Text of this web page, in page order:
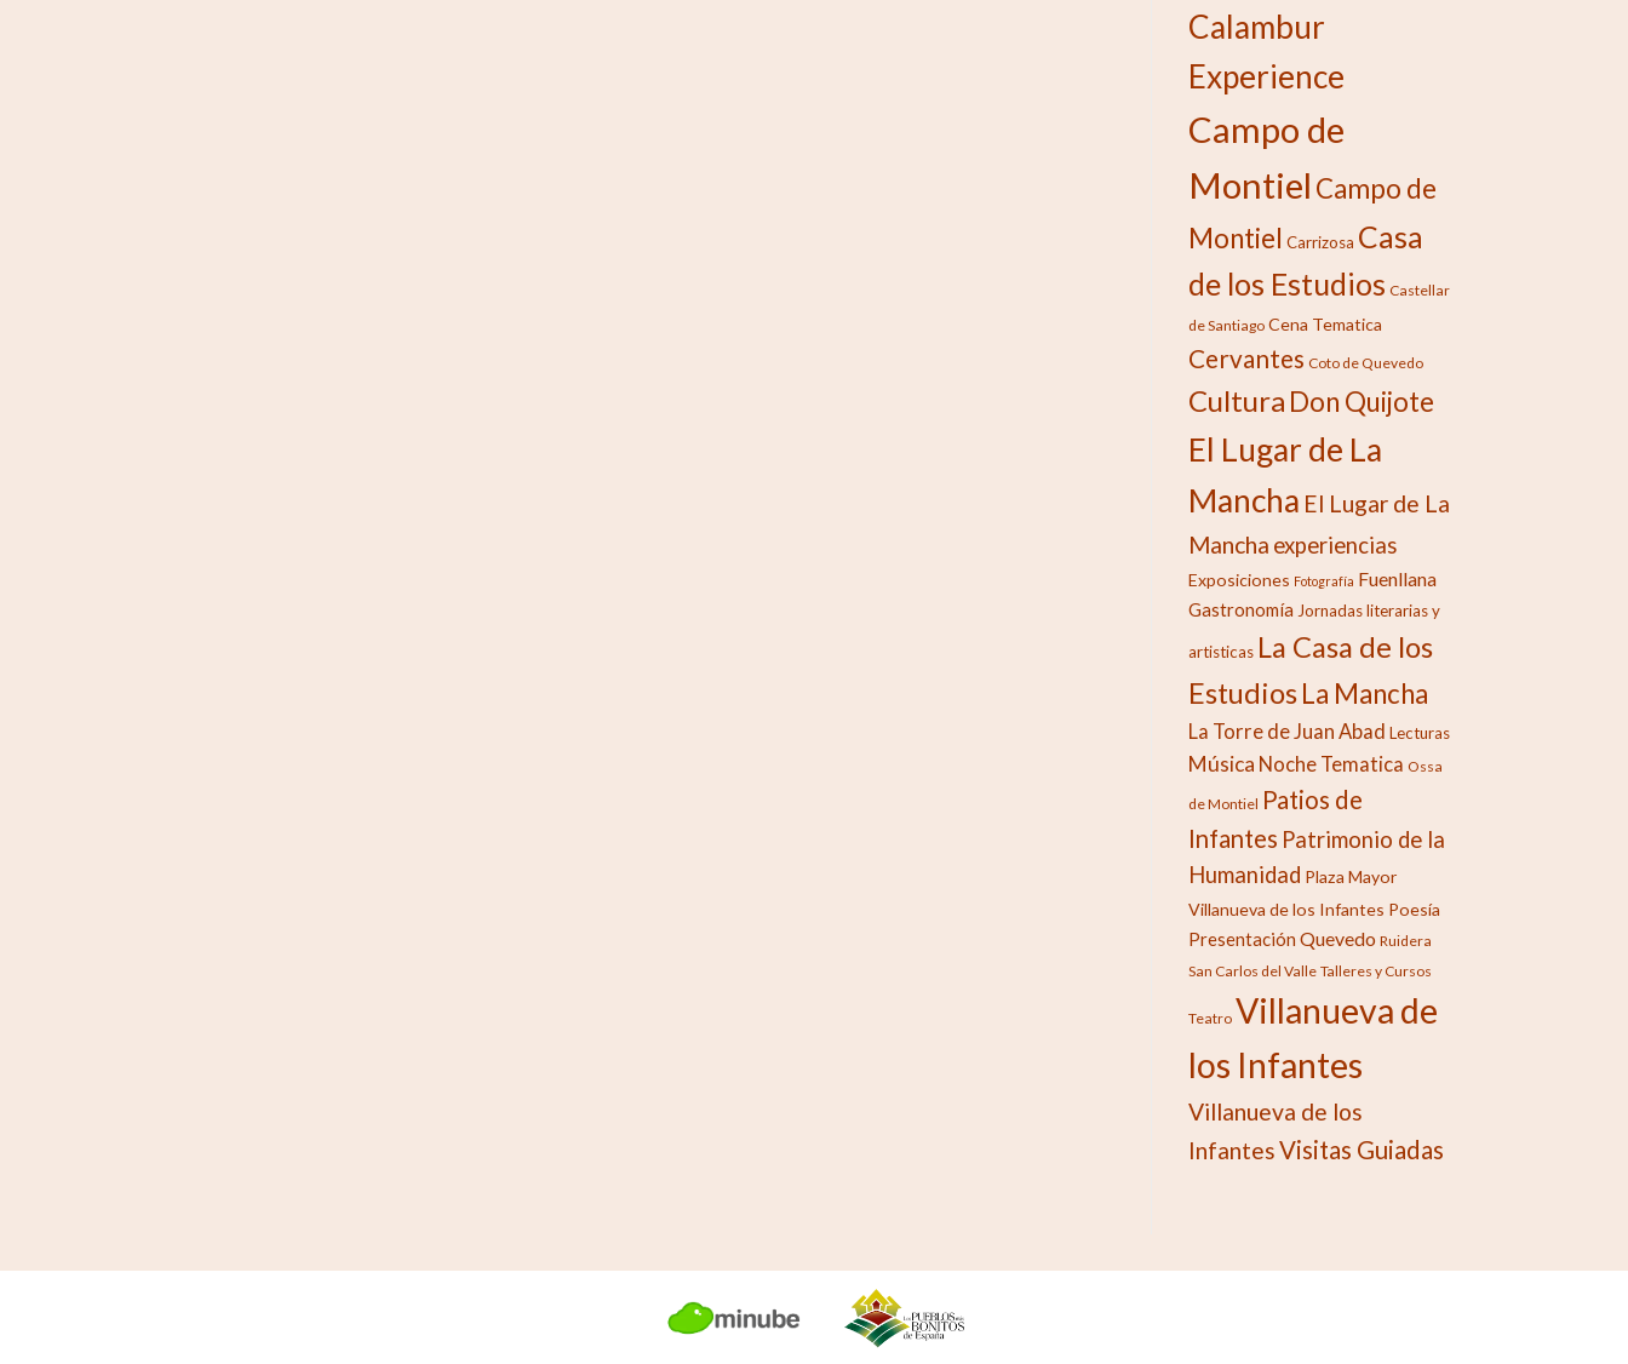
Calambur
Experience
Campo de
Montiel Campo de
Montiel Carrizosa Casa
de los Estudios Castellar
de Santiago Cena Tematica
Cervantes Coto de Quevedo
Cultura Don Quijote
El Lugar de La
Mancha El Lugar de La
Mancha experiencias
Exposiciones Fotografía Fuenllana
Gastronomía Jornadas literarias y
artisticas La Casa de los
Estudios La Mancha
La Torre de Juan Abad Lecturas
Música Noche Tematica Ossa
de Montiel Patios de
Infantes Patrimonio de la
Humanidad Plaza Mayor
Villanueva de los Infantes Poesía
Presentación Quevedo Ruidera
San Carlos del Valle Talleres y Cursos
Teatro Villanueva de
los Infantes
Villanueva de los
InfantesVisitas Guiadas